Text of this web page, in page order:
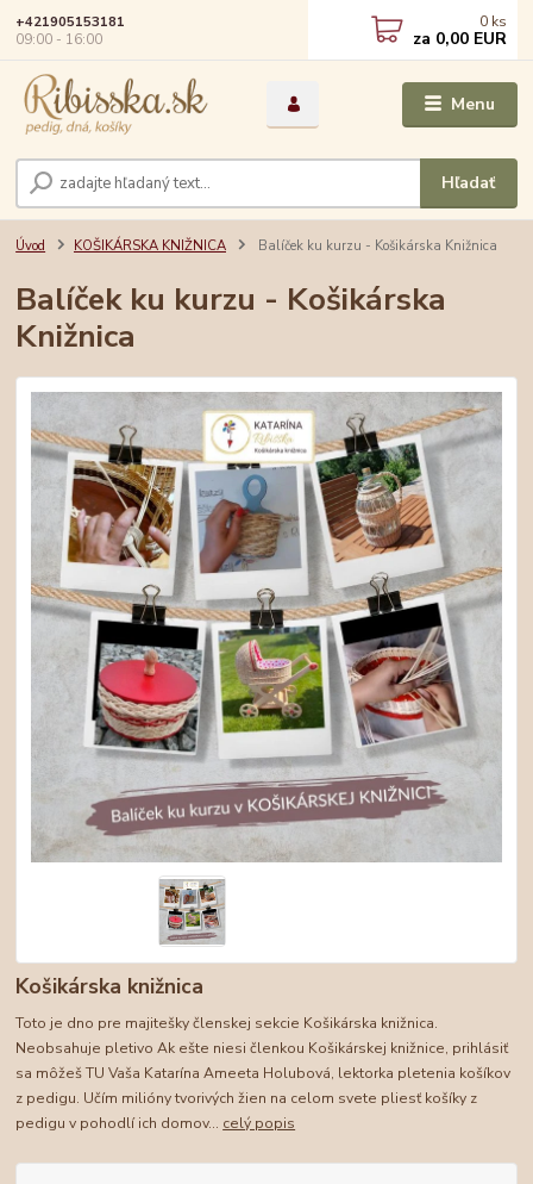
Menu
Hľadať
+421905153181
09:00 - 16:00
0 ks
za 0,00 EUR
Úvod KOŠIKÁRSKA KNIŽNICA Balíček ku kurzu - Košikárska Knižnica
Balíček ku kurzu - Košikárska
Knižnica
Košikárska knižnica
Toto je dno pre majitešky členskej sekcie Košikárska knižnica.
Neobsahuje pletivo Ak ešte niesi členkou Košikárskej knižnice, prihlásiť
sa môžeš TU Vaša Katarína Ameeta Holubová, lektorka pletenia košíkov
z pedigu. Učím milióny tvorivých žien na celom svete pliesť košíky z
pedigu v pohodlí ich domov... celý popis